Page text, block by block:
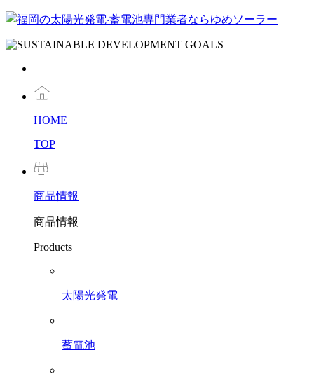
HOME
TOP
商品情報
商品情報
Products
太陽光発電
蓄電池